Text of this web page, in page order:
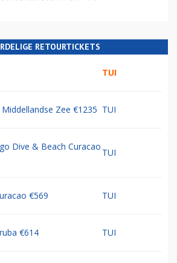
RETOURTICKETS
TUI
Zee €1235 TUI
Dive & Beach Curacao
TUI
€569 TUI
€614 TUI